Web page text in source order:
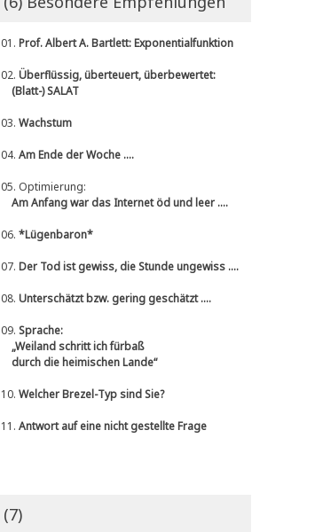
01. Prof. Albert A. Bartlett: Exponentialfunktion
02. Überflüssig, überteuert, überbewertet:
(Blatt-) SALAT
03. Wachstum
04. Am Ende der Woche ....
05. Optimierung:
Am Anfang war das Internet öd und leer ....
06. *Lügenbaron*
07. Der Tod ist gewiss, die Stunde ungewiss ....
08. Unterschätzt bzw. gering geschätzt ....
09. Sprache:
„Weiland schritt ich fürbaß
durch die heimischen Lande“
10. Welcher Brezel-Typ sind Sie?
11. Antwort auf eine nicht gestellte Frage
(7)